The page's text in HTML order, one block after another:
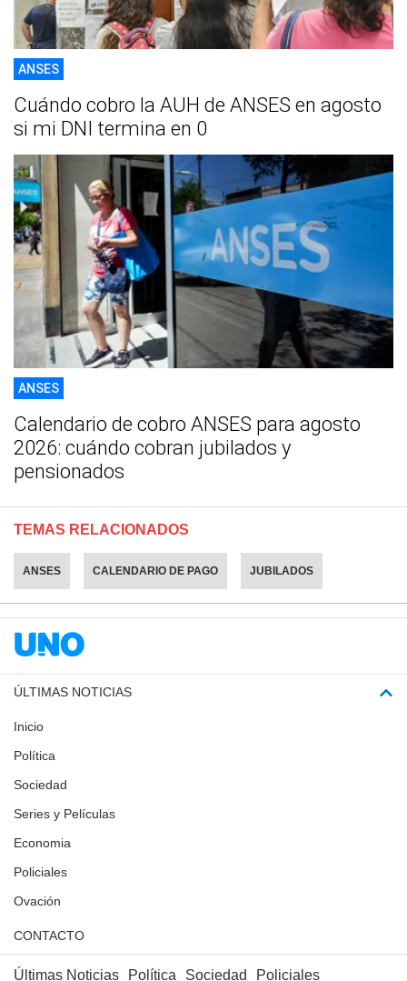
ANSES
Cuándo cobro la AUH de ANSES en agosto
si mi DNI termina en 0
ANSES
Calendario de cobro ANSES para agosto
2026: cuándo cobran jubilados y
pensionados
TEMAS RELACIONADOS
ANSES CALENDARIO DE PAGO JUBILADOS
ÚLTIMAS NOTICIAS
Inicio
Política
Sociedad
Series y Películas
Economia
Policiales
Ovación
CONTACTO
Últimas Noticias Política Sociedad Policiales